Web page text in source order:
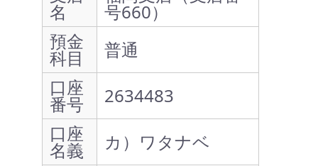
名
号660）
預金
科目
普通
口座
番号
2634483
口座
名義
カ）ワタナベ